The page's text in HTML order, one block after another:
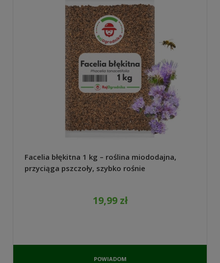
Facelia błękitna 1 kg – roślina miododajna,
przyciąga pszczoły, szybko rośnie
19,99 zł
POWIADOM